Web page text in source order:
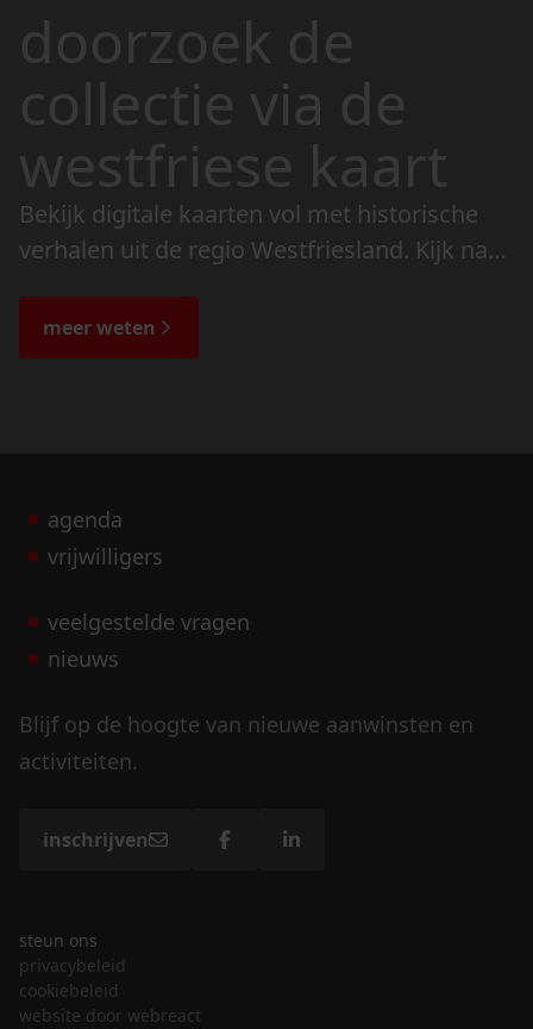
doorzoek de
collectie via de
westfriese kaart
Bekijk digitale kaarten vol met historische
verhalen uit de regio Westfriesland. Kijk naar
de bijzondere verhalen.
meer weten
agenda
vrijwilligers
veelgestelde vragen
nieuws
Blijf op de hoogte van nieuwe aanwinsten en
activiteiten.
inschrijven
steun ons
privacybeleid
cookiebeleid
website door webreact